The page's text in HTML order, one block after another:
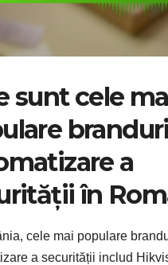
sunt cele
a
în
cele mai populare
a securității includ